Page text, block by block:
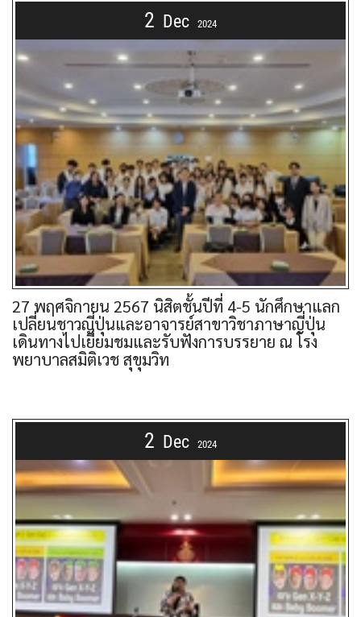
2 Dec 2024
27 พฤศจิกายน 2567 นิสิตชั้นปีที่ 4-5 นักศึกษาแลก
เปลี่ยนชาวญี่ปุ่นและอาจารย์สาขาวิชาภาษาญี่ปุ่น
เดินทางไปเยี่ยมชมและรับฟังการบรรยาย ณ โรง
พยาบาลสมิติเวช สุขุมวิท
2 Dec 2024